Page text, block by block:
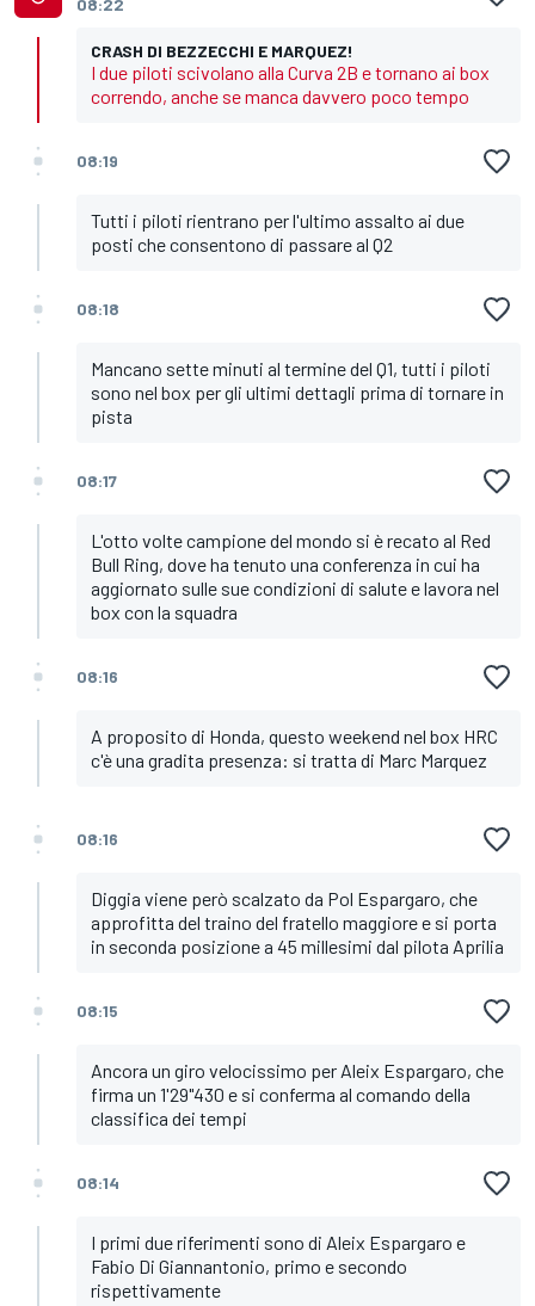
08:22
CRASH DI BEZZECCHI E MARQUEZ!
I due piloti scivolano alla Curva 2B e tornano ai box
correndo, anche se manca davvero poco tempo
08:19
Tutti i piloti rientrano per l'ultimo assalto ai due
posti che consentono di passare al Q2
08:18
Mancano sette minuti al termine del Q1, tutti i piloti
sono nel box per gli ultimi dettagli prima di tornare in
pista
08:17
L'otto volte campione del mondo si è recato al Red
Bull Ring, dove ha tenuto una conferenza in cui ha
aggiornato sulle sue condizioni di salute e lavora nel
box con la squadra
08:16
A proposito di Honda, questo weekend nel box HRC
c'è una gradita presenza: si tratta di Marc Marquez
08:16
Diggia viene però scalzato da Pol Espargaro, che
approfitta del traino del fratello maggiore e si porta
in seconda posizione a 45 millesimi dal pilota Aprilia
08:15
Ancora un giro velocissimo per Aleix Espargaro, che
firma un 1'29"430 e si conferma al comando della
classifica dei tempi
08:14
I primi due riferimenti sono di Aleix Espargaro e
Fabio Di Giannantonio, primo e secondo
rispettivamente